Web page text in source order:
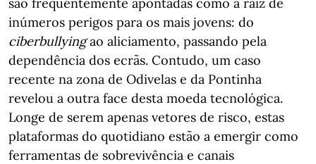
inúmeros perigos para os mais jovens: do
ciberbullyingao aliciamento, passando pela
dependência dos ecrãs. Contudo, um caso
recente na zona de Odivelas e da Pontinha
revelou a outra face desta moeda tecnológica.
Longe de serem apenas vetores de risco, estas
plataformas do quotidiano estão a emergir como
ferramentas de sobrevivência e canais